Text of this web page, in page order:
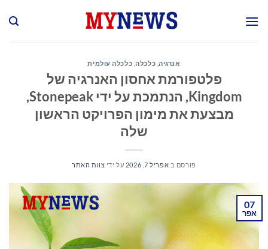
אנרגיה, כלכלה, כלכלה עולמית
פלטפורמת אחסון האנרגיה של
Kingdom, הנתמכת על ידי Stonepeak,
מבצעת את מימון הפרויקט הראשון
שלה
פורסם ב אפריל 7, 2026 על ידי צוות האתר
07
אפר